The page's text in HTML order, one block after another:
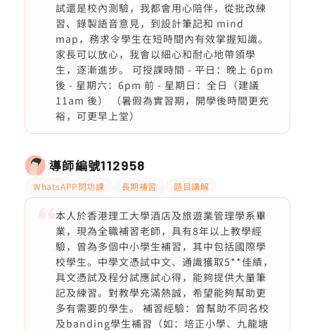
試還是校內測驗，我都會用心陪伴，從批改練
習、錄製語音意見，到設計筆記和 mind
map，務求令學生在短時間內有效掌握知識。
家長可以放心，我會以細心和耐心地帶領學
生，逐漸進步。 可授課時間 - 平日：晚上 6pm
後 - 星期六：6pm 前 - 星期日：全日（建議
11am 後） （暑假為實習期，開學後時間更充
裕，可更早上堂）
導師編號112958
WhatsAPP問功課 長期補習 題目講解
本人於香港理工大學酒店及旅遊業管理學系畢
業，現為全職補習老師，具有8年以上教學經
驗，曾為多個中小學生補習，其中包括國際學
校學生。中學文憑試中文、通識獲取5**佳績，
具文憑試及程分試應試心得，能夠提供大量筆
記及練習。對教學充滿熱誠，希望能夠幫助更
多有需要的學生。 補習經驗：曾幫助不同名校
及banding學生補習（如：培正小學、九龍塘